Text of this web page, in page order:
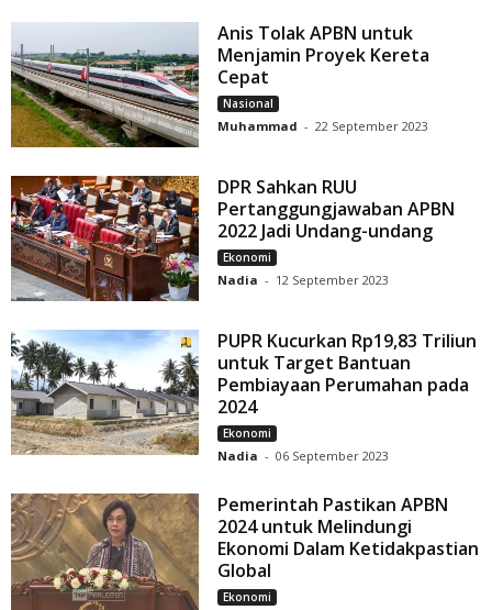
Anis Tolak APBN untuk
Menjamin Proyek Kereta
Cepat
Nasional
Muhammad - 22 September 2023
DPR Sahkan RUU
Pertanggungjawaban APBN
2022 Jadi Undang-undang
Ekonomi
Nadia - 12 September 2023
PUPR Kucurkan Rp19,83 Triliun
untuk Target Bantuan
Pembiayaan Perumahan pada
2024
Ekonomi
Nadia - 06 September 2023
Pemerintah Pastikan APBN
2024 untuk Melindungi
Ekonomi Dalam Ketidakpastian
Global
Ekonomi